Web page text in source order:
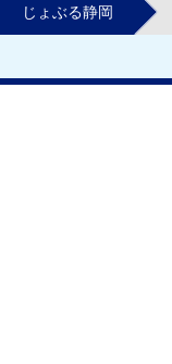
じょぶる静岡